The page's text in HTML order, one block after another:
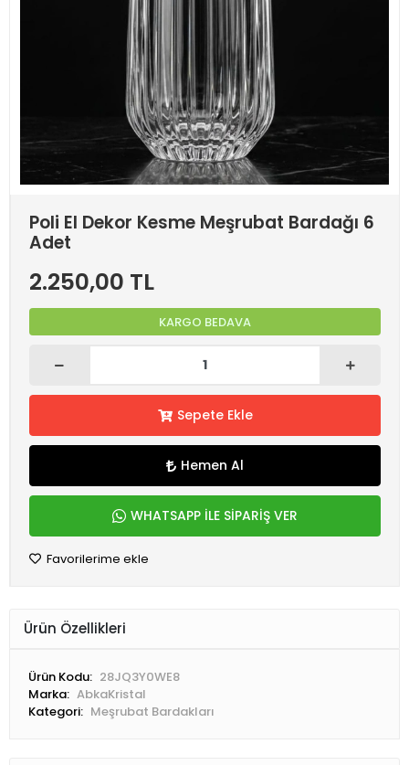
Poli El Dekor Kesme Meşrubat Bardağı 6
Adet
2.250,00 TL
KARGO BEDAVA
Sepete Ekle
Hemen Al
WHATSAPP İLE SİPARİŞ VER
Favorilerime ekle
Ürün Özellikleri
Ürün Kodu: 28JQ3Y0WE8
Marka: AbkaKristal
Kategori: Meşrubat Bardakları